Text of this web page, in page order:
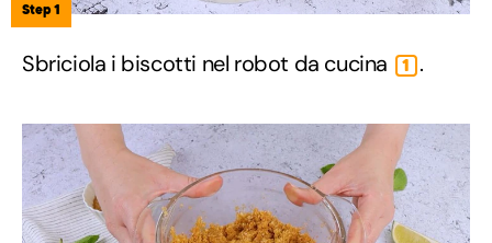
Step 1
Sbriciola i biscotti nel robot da cucina 1 .